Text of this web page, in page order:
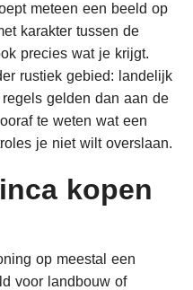
meteen een beeld op
karakter tussen de
precies wat je krijgt.
rustiek gebied: landelijk
gelden dan aan de
te weten wat een
je niet wilt overslaan.
kopen
op meestal een
voor landbouw of